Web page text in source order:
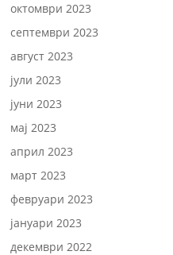
октомври 2023
септември 2023
август 2023
јули 2023
јуни 2023
мај 2023
април 2023
март 2023
февруари 2023
јануари 2023
декември 2022